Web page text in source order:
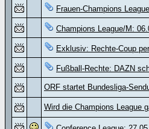
Frauen-Champions
Champions League/M:
Exklusiv: Rechte-Coup
Fußball-Rechte: DAZN
ORF startet Bundesliga-
Wird die Champions League